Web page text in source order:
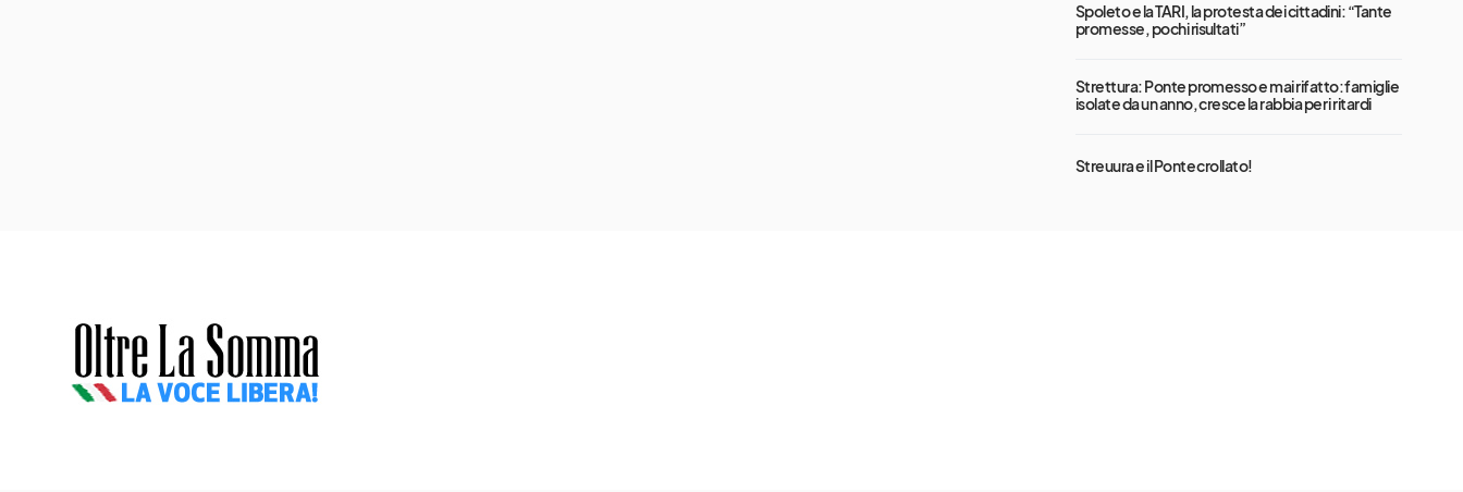
Spoleto e la TARI, la protesta dei cittadini: “Tante
promesse, pochi risultati”
Strettura: Ponte promesso e mai rifatto: famiglie
isolate da un anno, cresce la rabbia per i ritardi
Streuura e il Ponte crollato!